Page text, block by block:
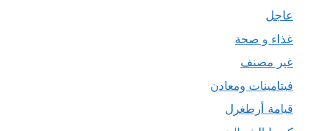
عاجل
غذاء و صحة
غير مصنف
فيتامينات ومعادن
قيامة أرطغرل